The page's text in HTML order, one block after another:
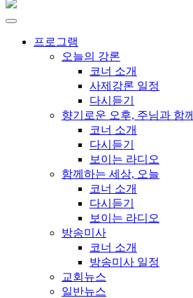
프로그램
오늘의 강론
코너 소개
사제강론 일정
다시듣기
향기로운 오후, 주님과 함께
코너 소개
다시듣기
보이는 라디오
함께하는 세상, 오늘
코너 소개
다시듣기
보이는 라디오
방송미사
코너 소개
방송미사 일정
교회뉴스
일반뉴스